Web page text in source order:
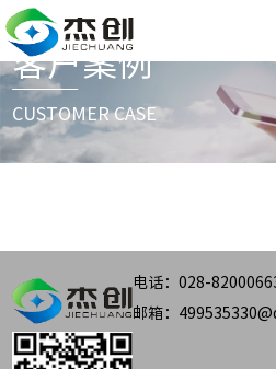
客户案例
CUSTOMER CASE
电话：028-
邮箱：